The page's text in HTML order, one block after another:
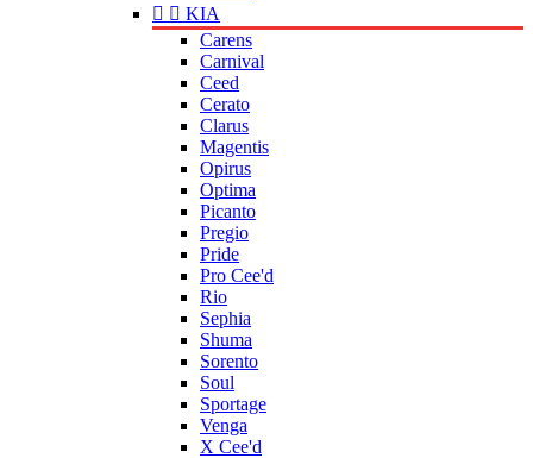
  KIA
Carens
Carnival
Ceed
Cerato
Clarus
Magentis
Opirus
Optima
Picanto
Pregio
Pride
Pro Cee'd
Rio
Sephia
Shuma
Sorento
Soul
Sportage
Venga
X Cee'd